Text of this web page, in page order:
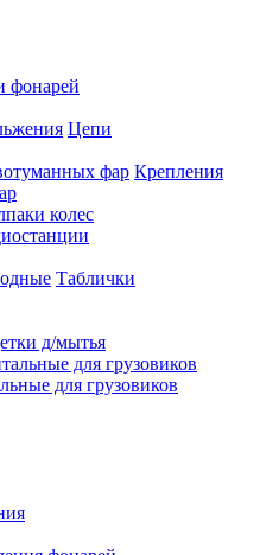
фонарей
Цепи
Крепления
колес
Таблички
д/мытья
для грузовиков